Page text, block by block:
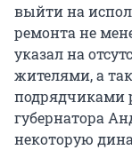
выйти на
ремонта не
указал на
жителями, а
подрядчиками
губернатора
некоторую